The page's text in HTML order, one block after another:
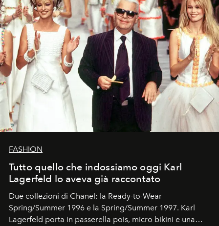
FASHION
Tutto quello che indossiamo oggi Karl
Lagerfeld lo aveva già raccontato
Due collezioni di Chanel: la Ready-to-Wear
Spring/Summer 1996 e la Spring/Summer 1997. Karl
Lagerfeld porta in passerella pois, micro bikini e una